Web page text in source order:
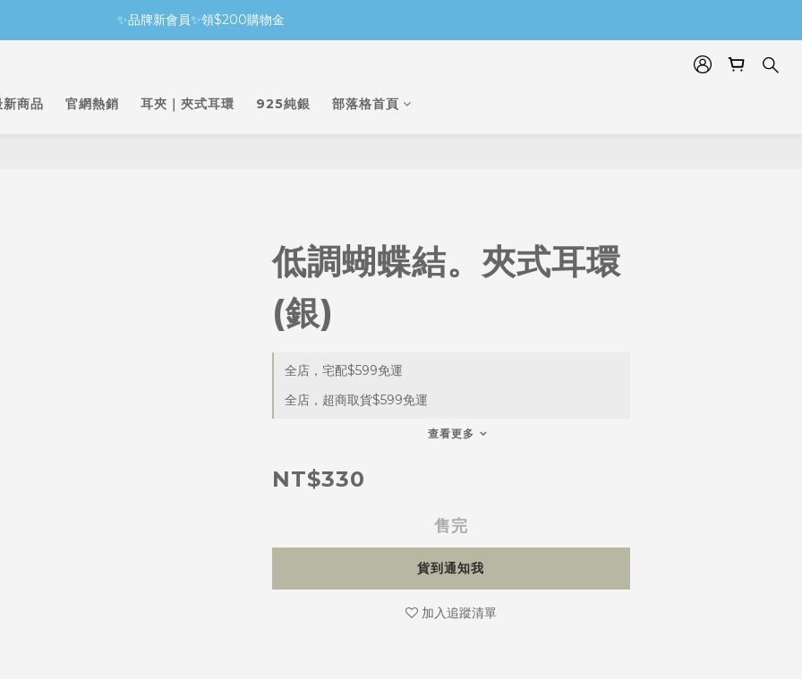
✨品牌新會員✨領$200購物金
新商品 官網熱銷 耳夾｜夾式耳環 925純銀 部落格首頁
低調蝴蝶結。夾式耳環
(銀)
全店，宅配$599免運
全店，超商取貨$599免運
查看更多
NT$330
售完
貨到通知我
加入追蹤清單